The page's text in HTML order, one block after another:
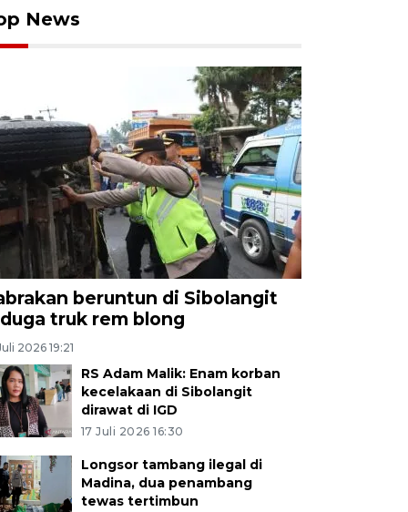
News
beruntun di Sibolangit
truk rem blong
2026 19:21
RS Adam Malik: Enam korban
kecelakaan di Sibolangit
dirawat di IGD
17 Juli 2026 16:30
Longsor tambang ilegal di
Madina, dua penambang
tewas tertimbun